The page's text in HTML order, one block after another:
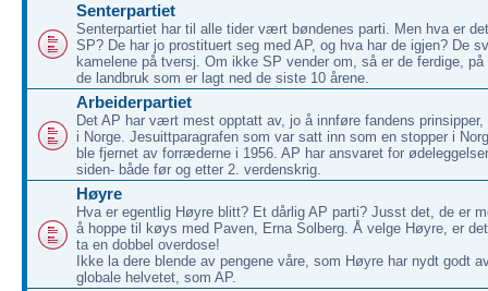
Senterpartiet
Senterpartiet har til alle tider vært bøndenes parti. Men hva er
SP? De har jo prostituert seg med AP, og hva har de igjen? De
kamelene på tversj. Om ikke SP vender om, så er de ferdige, på
de landbruk som er lagt ned de siste 10 årene.
Arbeiderpartiet
Det AP har vært mest opptatt av, jo å innføre fandens prinsipper,
i Norge. Jesuittparagrafen som var satt inn som en stopper i
ble fjernet av forræderne i 1956. AP har ansvaret for
siden- både før og etter 2. verdenskrig.
Høyre
Hva er egentlig Høyre blitt? Et dårlig AP parti? Jusst det, de er
å hoppe til køys med Paven, Erna Solberg. Å velge Høyre, er
ta en dobbel overdose!
Ikke la dere blende av pengene våre, som Høyre har nydt godt
globale helvetet, som AP.